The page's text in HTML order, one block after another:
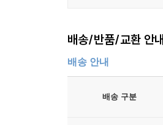
배송/반품/교환 안내
배송 안내
배송 구분